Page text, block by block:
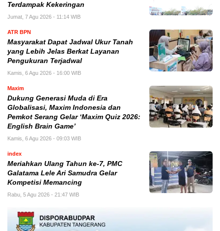
Terdampak Kekeringan
Jumat, 7 Agu 2026 - 11:14 WIB
ATR BPN
Masyarakat Dapat Jadwal Ukur Tanah
yang Lebih Jelas Berkat Layanan
Pengukuran Terjadwal
Kamis, 6 Agu 2026 - 16:00 WIB
Maxim
Dukung Generasi Muda di Era
Globalisasi, Maxim Indonesia dan
Pemkot Serang Gelar ‘Maxim Quiz 2026:
English Brain Game’
Kamis, 6 Agu 2026 - 09:03 WIB
index
Meriahkan Ulang Tahun ke-7, PMC
Galatama Lele Ari Samudra Gelar
Kompetisi Memancing
Rabu, 5 Agu 2026 - 21:47 WIB